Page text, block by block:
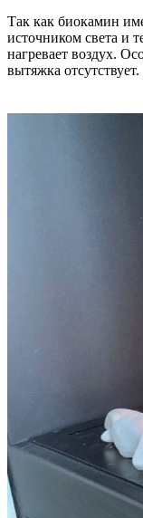
Так как биокамин
источником света и
нагревает воздух.
вытяжка отсутствует.